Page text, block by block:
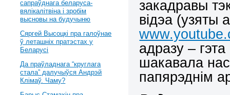
закадравы
відэа (узяты
адразу –
шакавала
папярэднім
сапраўднага беларуса-
вялікалітвіна і зробім
высновы на будучыню
Сяргей Высоцкі пра галоўнае
ў леташніх пратэстах у
Беларусі
Да праўладнага “круглага
стала” далучыўся Андрэй
Клімаў. Чаму?